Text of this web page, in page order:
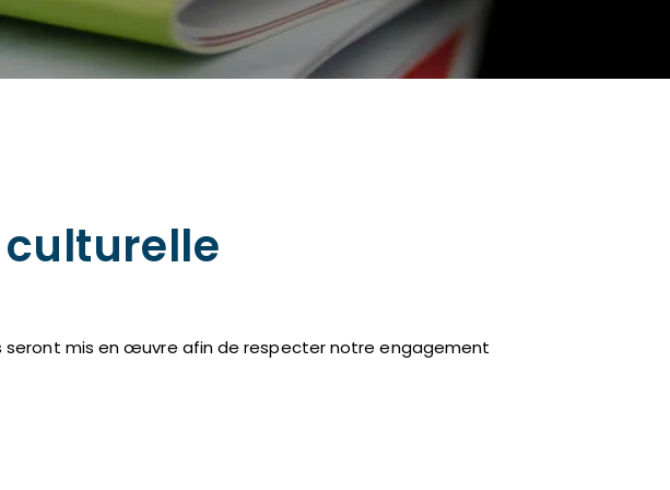
culturelle
seront mis en œuvre afin de respecter notre engagement